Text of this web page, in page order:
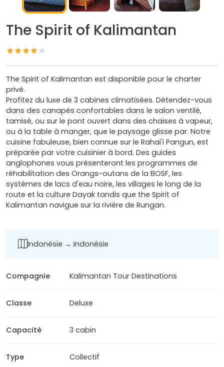
The Spirit of Kalimantan
The Spirit of Kalimantan est disponible pour le charter
privé.
Profitez du luxe de 3 cabines climatisées. Détendez-vous
dans des canapés confortables dans le salon ventilé,
tamisé, ou sur le pont ouvert dans des chaises à vapeur,
ou à la table à manger, que le paysage glisse par. Notre
cuisine fabuleuse, bien connue sur le Rahai'i Pangun, est
préparée par votre cuisinier à bord. Des guides
anglophones vous présenteront les programmes de
réhabilitation des Orangs-outans de la BOSF, les
systèmes de lacs d'eau noire, les villages le long de la
route et la culture Dayak tandis que the Spirit of
Kalimantan navigue sur la rivière de Rungan.
Indonésie → Indonésie
Compagnie Kalimantan Tour Destinations
Classe Deluxe
Capacité 3 cabin
Type Collectif